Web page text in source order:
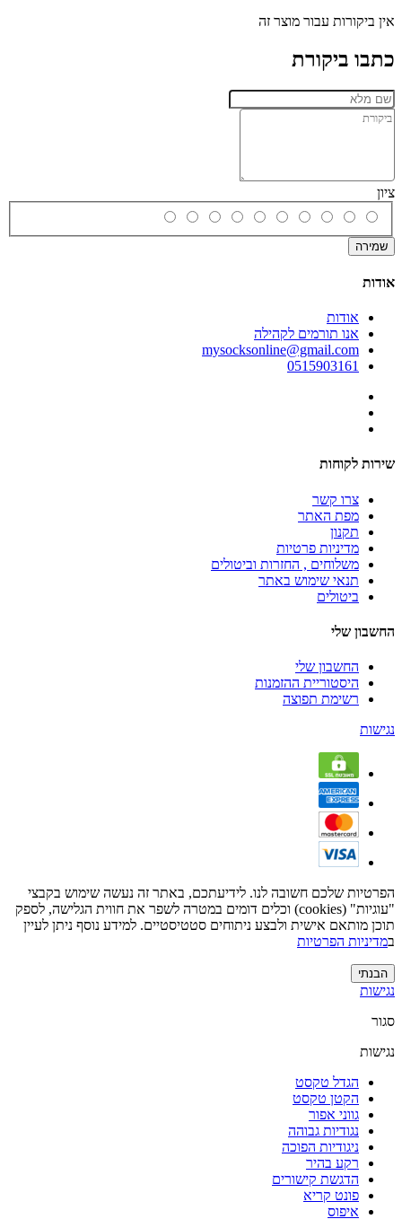
אין ביקורות עבור מוצר זה
כתבו ביקורת
ציון
שמירה
אודות
אודות
אנו תורמים לקהילה
mysocksonline@gmail.com
0515903161
שירות לקוחות
צרו קשר
מפת האתר
תקנון
מדיניות פרטיות
משלוחים , החזרות וביטולים
תנאי שימוש באתר
ביטולים
החשבון שלי
החשבון שלי
היסטוריית ההזמנות
רשימת תפוצה
נגישות
הפרטיות שלכם חשובה לנו. לידיעתכם, באתר זה נעשה שימוש בקבצי
"עוגיות" (cookies) וכלים דומים במטרה לשפר את חווית הגלישה, לספק
תוכן מותאם אישית ולבצע ניתוחים סטטיסטיים. למידע נוסף ניתן לעיין
במדיניות הפרטיות
הבנתי
נגישות
סגור
נגישות
הגדל טקסט
הקטן טקסט
גווני אפור
נגודיות גבוהה
ניגודיות הפוכה
רקע בהיר
הדגשת קישורים
פונט קריא
איפוס